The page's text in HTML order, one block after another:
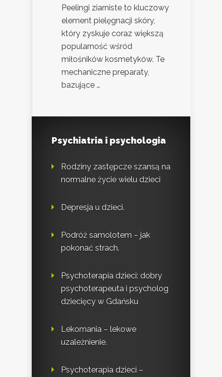
Peelingi ziarniste to kluczowy
element pielęgnacji skóry,
który zyskuje coraz większą
popularność wśród
miłośników kosmetyków. Te
mechaniczne preparaty,
bazujące …
Psychiatria i psychologia
Rodziny zastępcze szansą na
normalne życie wielu dzieci
Depresja u dzieci.
Podróż samolotem – jak
pokonać strach.
Psychoterapia dzieci: dobry
psychoterapeuta i psycholog
dziecięcy w Gdańsku
Lekomania – lekowe
uzależnienie.
Psychoterapia dzieci –